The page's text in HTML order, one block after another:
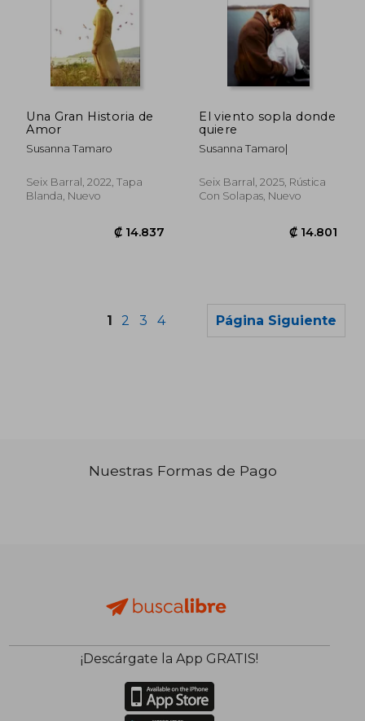
Una Gran Historia de
Amor
Susanna Tamaro
Seix Barral, 2022, Tapa
Blanda, Nuevo
El viento sopla donde
quiere
Susanna Tamaro|
Seix Barral, 2025, Rústica
Con Solapas, Nuevo
1 2 3 4 Página Siguiente
Nuestras Formas de Pago
¡Descárgate la App GRATIS!